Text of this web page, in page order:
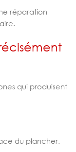
réparation
qui produisent
du plancher.